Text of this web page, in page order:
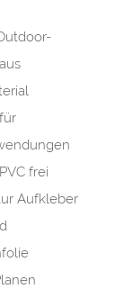
frei
Aufkleber